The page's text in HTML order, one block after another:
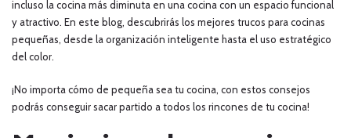
incluso la cocina más diminuta en una cocina con un espacio funcional
y atractivo. En este blog, descubrirás los mejores trucos para cocinas
pequeñas, desde la organización inteligente hasta el uso estratégico
del color.
¡No importa cómo de pequeña sea tu cocina, con estos consejos
podrás conseguir sacar partido a todos los rincones de tu cocina!